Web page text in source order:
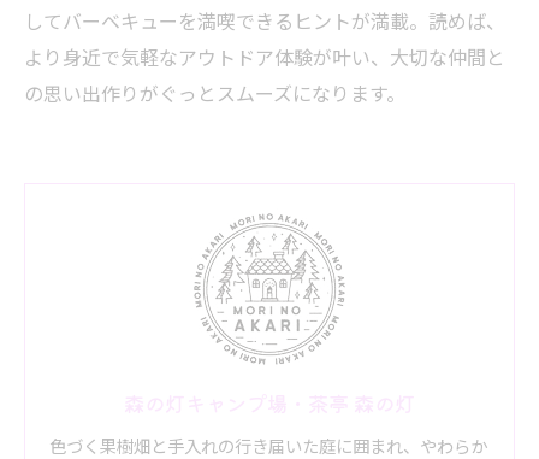
してバーベキューを満喫できるヒントが満載。読めば、
より身近で気軽なアウトドア体験が叶い、大切な仲間と
の思い出作りがぐっとスムーズになります。
色づく果樹畑と手入れの行き届いた庭に囲まれ、やわらか